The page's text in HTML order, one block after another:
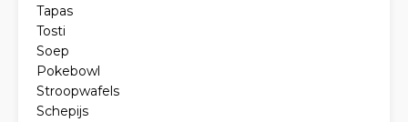
Tapas
Tosti
Soep
Pokebowl
Stroopwafels
Schepijs